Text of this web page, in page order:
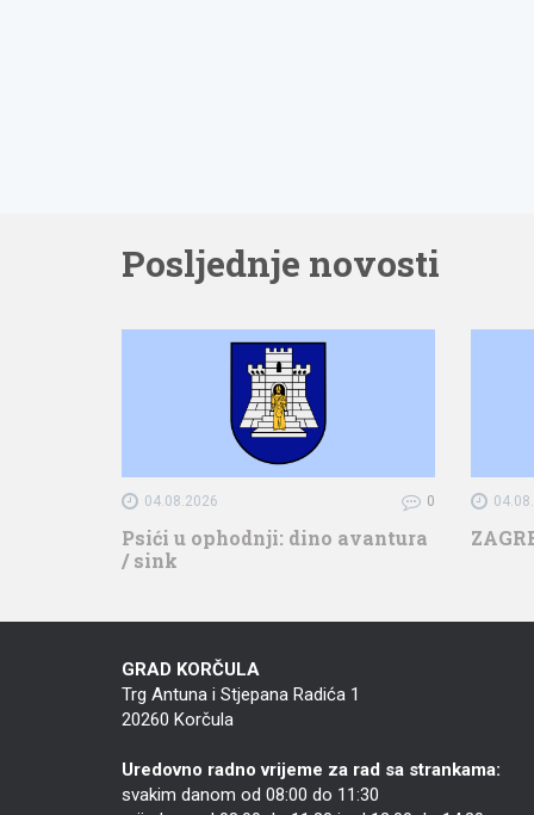
Posljednje novosti
04.08.2026 0
Psići u ophodnji: dino avantura
/ sink
GRAD KORČULA
Trg Antuna i Stjepana Radića 1
20260 Korčula
Uredovno radno vrijeme za rad sa strankama:
svakim danom od 08:00 do 11:30